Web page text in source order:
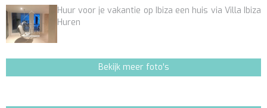
Huur voor je vakantie op Ibiza een huis via Villa Ibiza
Huren
Bekijk meer foto's